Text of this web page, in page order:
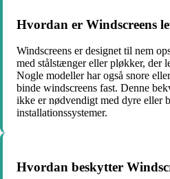
Hvordan er Windscreens
Windscreens er designet til nem
med stålstænger eller pløkker, der
Nogle modeller har også snore
binde windscreens fast. Denne
ikke er nødvendigt med dyre eller
installationssystemer.
Hvordan beskytter